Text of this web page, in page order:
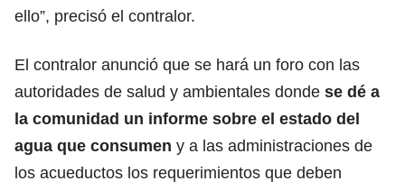
ello”, precisó el contralor.
El contralor anunció que se hará un foro con las
autoridades de salud y ambientales donde se dé a
la comunidad un informe sobre el estado del
agua que consumen y a las administraciones de
los acueductos los requerimientos que deben